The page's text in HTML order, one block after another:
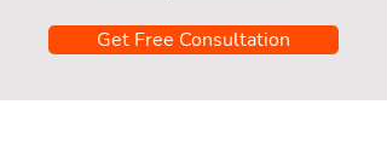
Get Free Consultation